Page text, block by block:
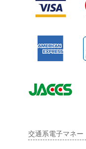
交通系電子マネー